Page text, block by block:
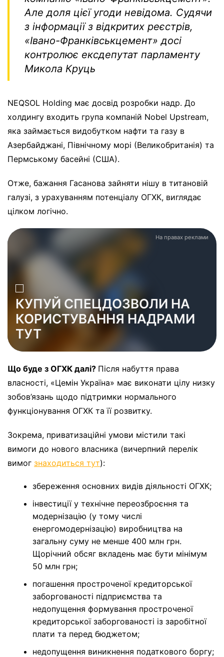
Але доля цієї угоди невідома. Судячи
з інформації з відкритих реєстрів,
«Івано-Франківськцемент» досі
контролює ексдепутат парламенту
Микола Круць
NEQSOL Holding має досвід розробки надр. До
холдингу входить група компаній Nobel Upstream,
яка займається видобутком нафти та газу в
Азербайджані, Північному морі (Великобританія) та
Пермському басейні (США).
Отже, бажання Гасанова зайняти нішу в титановій
галузі, з урахуванням потенціалу ОГХК, виглядає
цілком логічно.
На правах реклами
КУПУЙ СПЕЦДОЗВОЛИ НА
КОРИСТУВАННЯ НАДРАМИ
ТУТ
Що буде з ОГХК далі? Після набуття права
власності, «Цемін Україна» має виконати цілу низку
зобов’язань щодо підтримки нормального
функціонування ОГХК та її розвитку.
Зокрема, приватизаційні умови містили такі
вимоги до нового власника (вичерпний перелік
вимог знаходиться тут):
збереження основних видів діяльності ОГХК;
інвестиції у технічне переозброєння та
модернізацію (у тому числі
енергомодернізацію) виробництва на
загальну суму не менше 400 млн грн.
Щорічний обсяг вкладень має бути мінімум
50 млн грн;
погашення простроченої кредиторської
заборгованості підприємства та
недопущення формування простроченої
кредиторської заборгованості із заробітної
плати та перед бюджетом;
недопущення виникнення податкового боргу;